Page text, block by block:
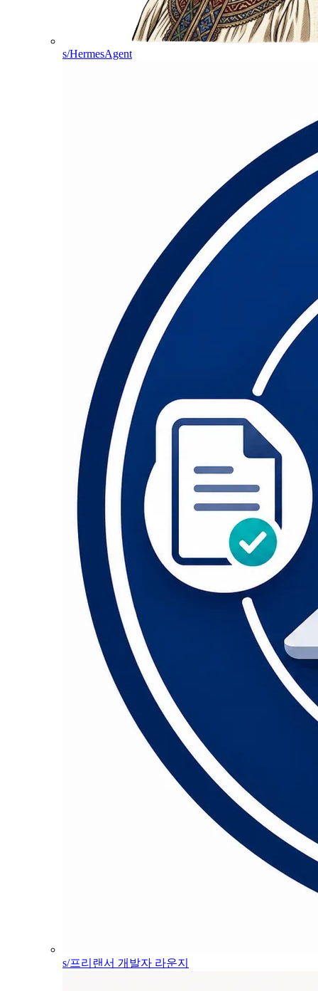
s/HermesAgent
s/프리랜서 개발자 라운지